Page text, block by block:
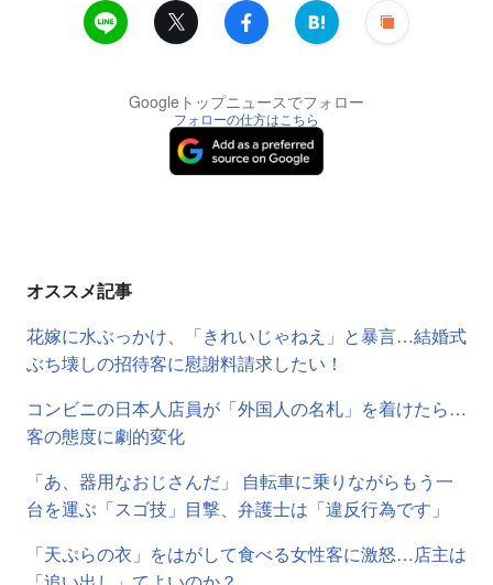
Googleトップニュースでフォロー
フォローの仕方はこちら
オススメ記事
花嫁に水ぶっかけ、「きれいじゃねえ」と暴言…結婚式
ぶち壊しの招待客に慰謝料請求したい！
コンビニの日本人店員が「外国人の名札」を着けたら…
客の態度に劇的変化
「あ、器用なおじさんだ」 自転車に乗りながらもう一
台を運ぶ「スゴ技」目撃、弁護士は「違反行為です」
「天ぷらの衣」をはがして食べる女性客に激怒…店主は